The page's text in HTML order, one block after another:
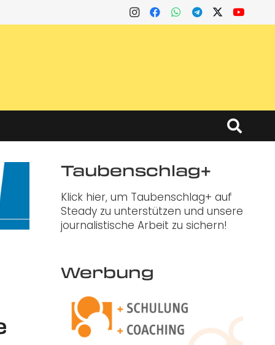
Taubenschlag+
Klick hier, um Taubenschlag+ auf
Steady zu unterstützen und unsere
journalistische Arbeit zu sichern!
Werbung